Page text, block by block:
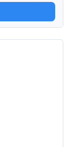
Daerah Khus